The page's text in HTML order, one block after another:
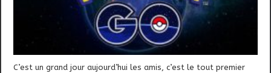
C’est un grand jour aujourd’hui les amis, c’est le tout premier